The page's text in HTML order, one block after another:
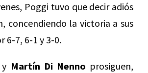
Poggi tuvo que decir adiós
concendiendo la victoria a sus
6-7, 6-1 y 3-0.
y Martín Di Nenno prosiguen,